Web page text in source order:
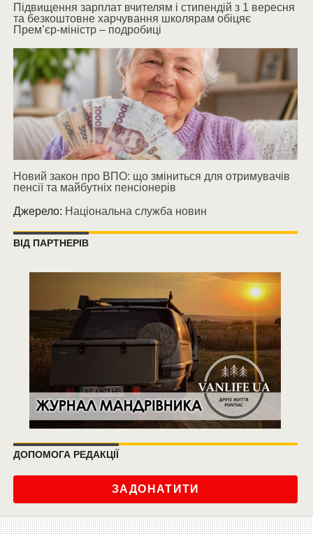
Підвищення зарплат вчителям і стипендій з 1 вересня
та безкоштовне харчування школярам обіцяє
Прем’єр-міністр – подробиці
Новий закон про ВПО: що зміниться для отримувачів
пенсії та майбутніх пенсіонерів
Джерело: Національна служба новин
ВІД ПАРТНЕРІВ
ДОПОМОГА РЕДАКЦІЇ
ЗАДОНАТИТИ